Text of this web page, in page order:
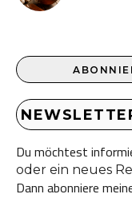
Du möchtest
oder ein neues
Dann abonniere